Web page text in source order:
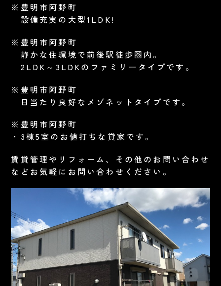
※豊明市阿野町
設備充実の大型1LDK!
※豊明市阿野町
静かな住環境で前後駅徒歩圏内。
2LDK～3LDKのファミリータイプです。
※豊明市阿野町
日当たり良好なメゾネットタイプです。
※豊明市阿野町
・3棟5室のお値打ちな貸家です。
賃貸管理やリフォーム、その他のお問い合わせ
などお気軽にお問い合わせください。